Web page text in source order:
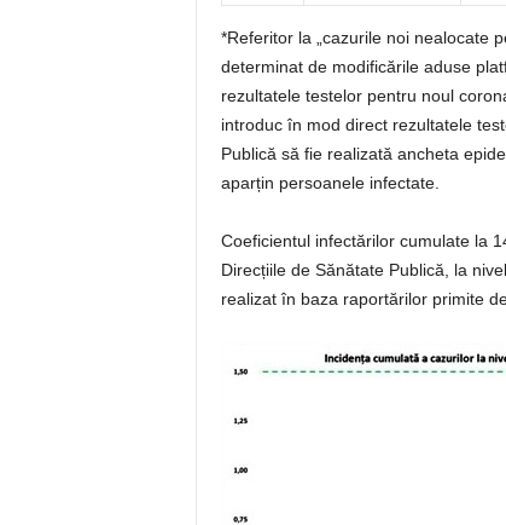
*Referitor la „cazurile noi nealocate
determinat de modificările aduse
rezultatele testelor pentru noul
introduc în mod direct rezultatele
Publică să fie realizată ancheta
aparțin persoanele infectate.
Coeficientul infectărilor cumulate la
Direcțiile de Sănătate Publică, la
realizat în baza raportărilor primite